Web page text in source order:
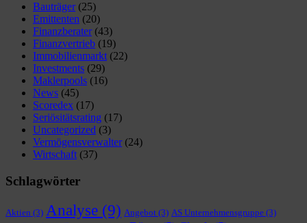
Bauträger(25)
Emittenten (20)
Finanzberater(43)
Finanzvertrieb (19)
Immobilienmarkt (22)
Investments (29)
Maklerpools (16)
News (45)
Scoredex (17)
Seriösitätsrating (17)
Uncategorized (3)
Vermögensverwalter(24)
Wirtschaft (37)
Schlagwörter
Aktien (3) Analyse (9) Angebot (3) AS Unternehmensgruppe (3)